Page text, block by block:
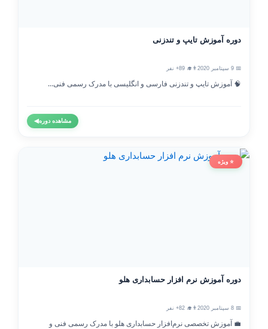
دوره آموزش تایپ و تندزنی
📅 9 سپتامبر 2020 👨‍🎓 89+ نفر
🧠 آموزش تایپ و تندزنی فارسی و انگلیسی با مدرک رسمی فنی...
مشاهده دوره◀
⭐ ویژه
دوره آموزش نرم افزار حسابداری هلو
📅 8 سپتامبر 2020 👨‍🎓 82+ نفر
💼 آموزش تخصصی نرم‌افزار حسابداری هلو با مدرک رسمی فنی و